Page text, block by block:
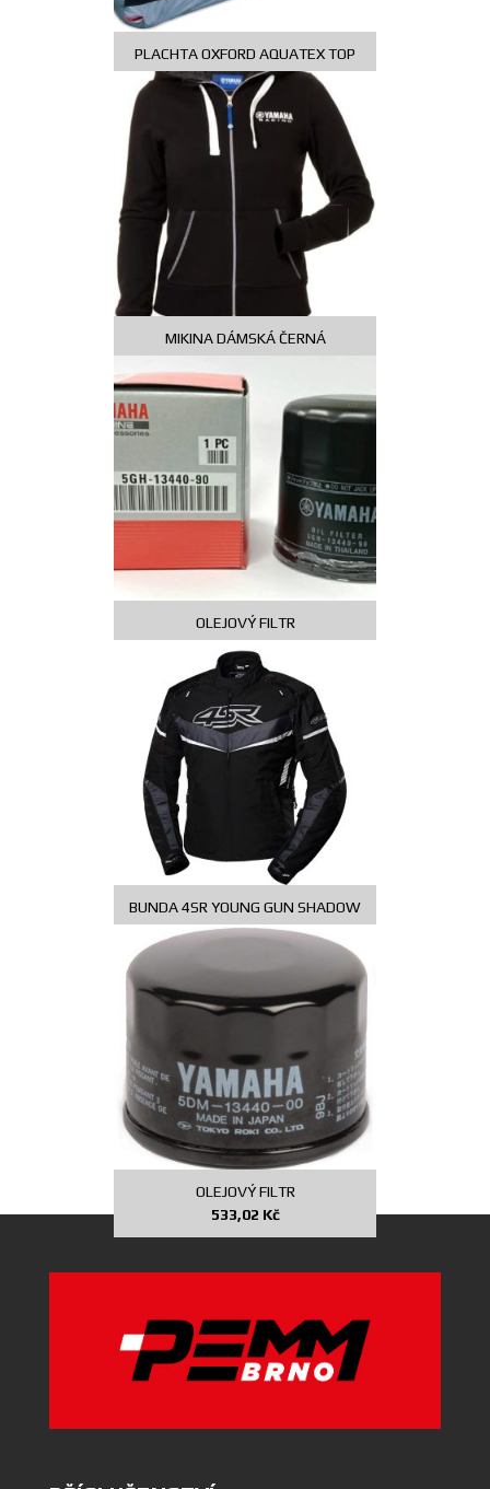
PLACHTA OXFORD AQUATEX TOP
CASE XL
999,00Kč
MIKINA DÁMSKÁ ČERNÁ
999,00Kč
OLEJOVÝ FILTR
375,60Kč
BUNDA 4SR YOUNG GUN SHADOW
3 399,00Kč
OLEJOVÝ FILTR
533,02 Kč